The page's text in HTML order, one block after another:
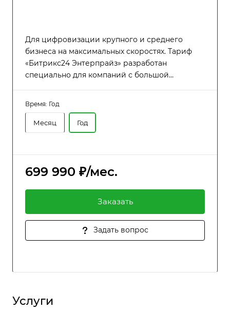
Для цифровизации крупного и среднего
бизнеса на максимальных скоростях. Тариф
«Битрикс24 Энтерпрайз» разработан
специально для компаний с большой
производительность, надёжность и гибкость в
управлении распределённой структурой.
Время: Год
Месяц Год
699 990 ₽/мес.
Заказать
Задать вопрос
Услуги